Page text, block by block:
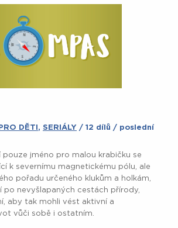
PRO DĚTI , SERIÁLY / 12 dílů / poslední
pouze jméno pro malou krabičku se
k severnímu magnetickému pólu, ale
pořadu určeného klukům a holkám,
po nevyšlapaných cestách přírody,
aby tak mohli vést aktivní a
vůči sobě i ostatním.